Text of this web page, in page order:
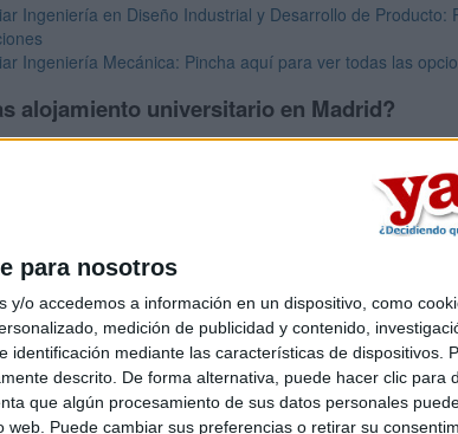
para nosotros
y/o accedemos a información en un dispositivo, como
medición de publicidad y contenido,
identificación mediante las características de
descrito. De forma alternativa, puede hacer clic
que algún procesamiento de sus datos personales
Puede cambiar sus preferencias o retirar su
Ingeniería en Diseño Industrial y Desarrollo de Producto:
Ingeniería Mecánica: Pincha aquí para ver todas las
alojamiento universitario en Madrid?
de estudiantes y colegios mayores en Madrid
Quiénes somos|
Aviso legal|Politica de privacidad|
© 2003-2026Compás Mediterráneo S.L.- Diego de